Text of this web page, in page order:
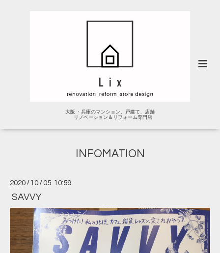
大阪 ・兵庫のマンション、戸建て、店舗
リノベーション＆リフォーム専門店
INFOMATION
2020 / 10 /05 10:59
SAVVY